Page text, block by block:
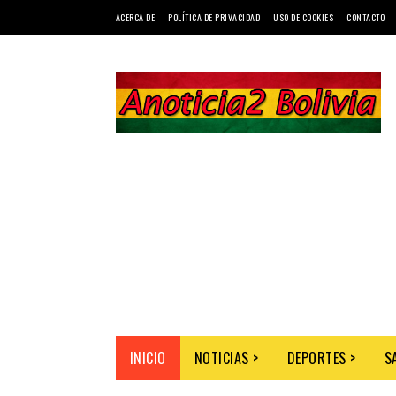
ACERCA DE POLÍTICA DE PRIVACIDAD USO DE COOKIES CONTACTO
INICIO NOTICIAS > DEPORTES >